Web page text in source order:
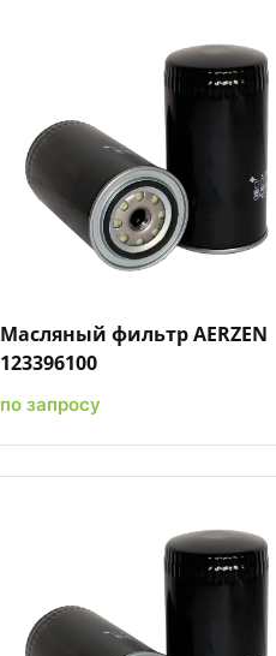
Быстрый просмотрДобавить к сравнению
Добавить в
Масляный фильтр AERZEN
123396100
по запросу